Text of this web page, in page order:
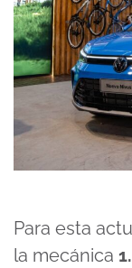
Para esta
la mecánica